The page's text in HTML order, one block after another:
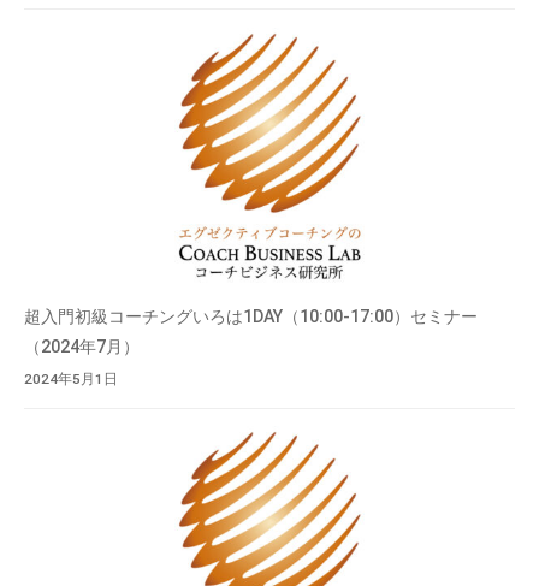
超入門初級コーチングいろは1DAY（10:00-17:00）セミナー
（2024年7月）
2024年5月1日